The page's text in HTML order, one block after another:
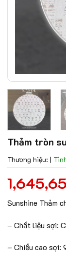
Thảm tròn
Thương hiệu: |
Sunshine Thảm
– Chất liệu sợi:
– Chiều cao sợi: